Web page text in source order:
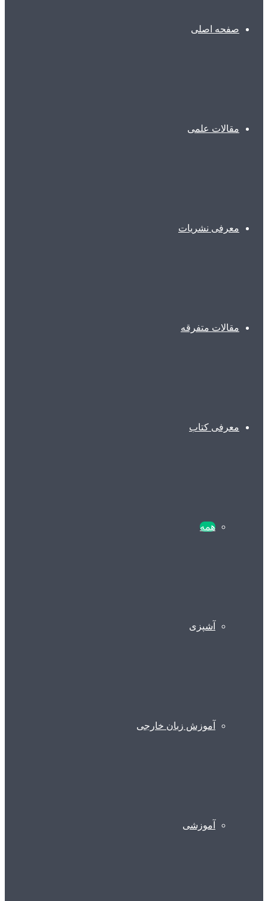
صفحه اصلی
مقالات علمی
معرفی نشریات
مقالات متفرقه
معرفی کتاب
همه
آشپزی
آموزش زبان خارجی
آموزشی